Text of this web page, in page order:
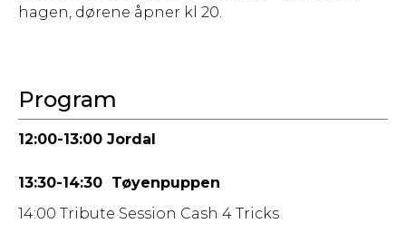
hagen, dørene åpner kl 20.
Program
12:00-13:00 Jordal
13:30-14:30 Tøyenpuppen
14:00 Tribute Session Cash 4 Tricks